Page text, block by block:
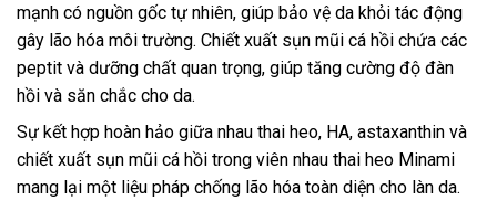
mạnh có nguồn gốc tự nhiên, giúp bảo vệ da khỏi tác động
gây lão hóa môi trường. Chiết xuất sụn mũi cá hồi chứa các
peptit và dưỡng chất quan trọng, giúp tăng cường độ đàn
hồi và săn chắc cho da.
Sự kết hợp hoàn hảo giữa nhau thai heo, HA, astaxanthin và
chiết xuất sụn mũi cá hồi trong viên nhau thai heo Minami
mang lại một liệu pháp chống lão hóa toàn diện cho làn da.